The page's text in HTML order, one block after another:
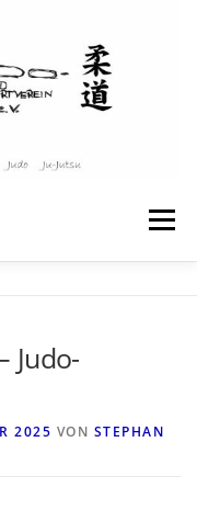
Menü
Judo-
2025 VON STEPHAN